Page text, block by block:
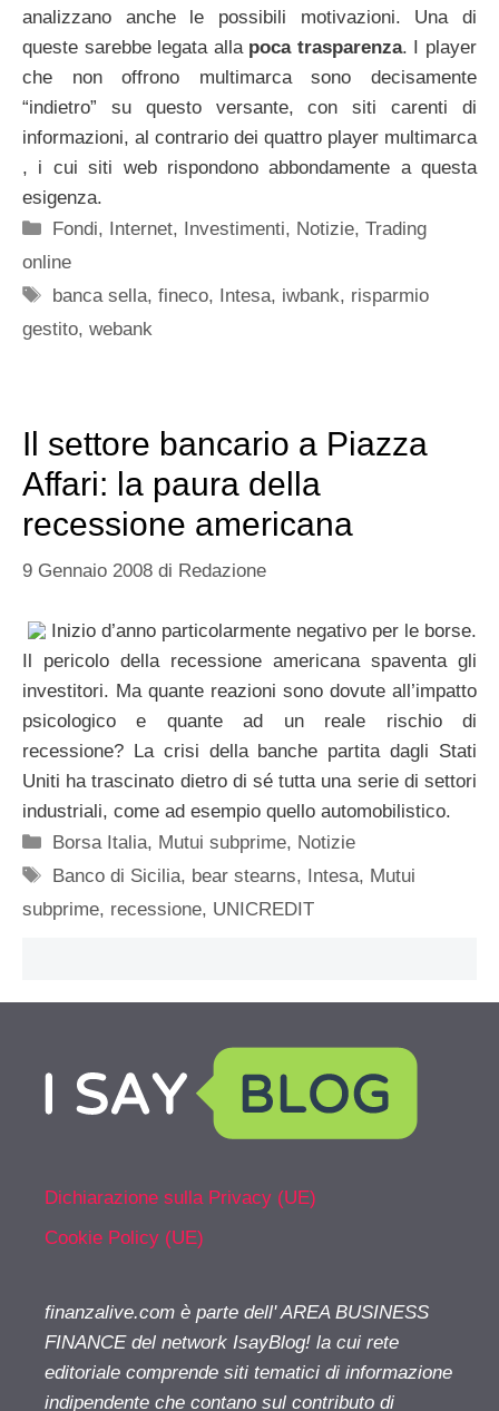
analizzano anche le possibili motivazioni. Una di
queste sarebbe legata alla poca trasparenza. I player
che non offrono multimarca sono decisamente
“indietro” su questo versante, con siti carenti di
informazioni, al contrario dei quattro player multimarca
, i cui siti web rispondono abbondamente a questa
esigenza.
Categorie
Fondi, Internet, Investimenti, Notizie,Trading
online
Tag
banca sella,fineco, Intesa, iwbank, risparmio
gestito, webank
Il settore bancario a Piazza
Affari: la paura della
recessione americana
9 Gennaio 2008 di Redazione
Inizio d’anno particolarmente negativo per le borse.
Il pericolo della recessione americana spaventa gli
investitori. Ma quante reazioni sono dovute all’impatto
psicologico e quante ad un reale rischio di
recessione? La crisi della banche partita dagli Stati
Uniti ha trascinato dietro di sé tutta una serie di settori
industriali, come ad esempio quello automobilistico.
Categorie
Borsa Italia, Mutui subprime, Notizie
Tag
Banco di Sicilia, bear stearns, Intesa, Mutui
subprime, recessione, UNICREDIT
Dichiarazione sulla Privacy (UE)
Cookie Policy (UE)
finanzalive.com è parte dell' AREA BUSINESS
FINANCE del network IsayBlog! la cui rete
editoriale comprende siti tematici di informazione
indipendente che contano sul contributo di